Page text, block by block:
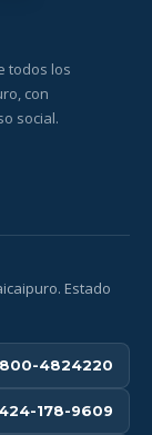
todos los
con
social.
Estado
4824220
178-9609